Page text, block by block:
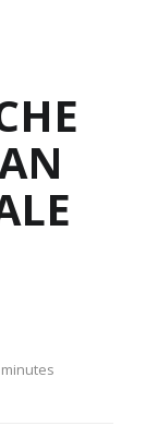
minutes